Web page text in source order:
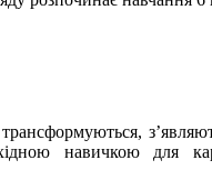
навичкою для